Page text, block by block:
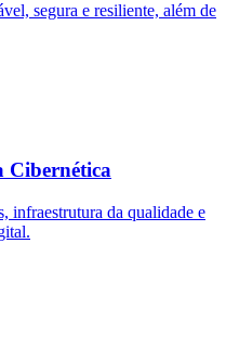
segura e resiliente, além de
Cibernética
infraestrutura da qualidade e